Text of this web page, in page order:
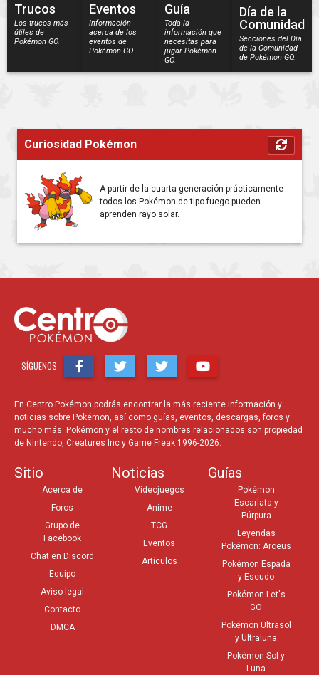
Trucos
Los trucos más
útiles de
Pokémon GO.
Eventos
Información
acerca de los
eventos de
Pokémon GO
Guía
Toda la
información que
necesitas para
jugar Pokémon
GO.
Día de la
Comunidad
Secciones del Día
de la Comunidad
de Pokémon GO.
Curiosidad Pokémon
A partir de la cuarta generación prácticamente
todos los Pokémon de tipo fuego pueden
aprenden rayo solar.
SÍGUENOS
En Centro Pokémon podrás encontrar la más reciente información y
noticias sobre Pokémon, así como guías, eventos, descargas, foros y
mucho más. Pokémon y el resto de nombres relacionados son propiedad
de Nintendo, Creatures Inc y Game Freak 1996-2026.
Sitio
Acerca de
Foros
Grupo de
Facebook
Chat en Discord
Equipo
Aviso legal
Contacto
DMCA
Noticias
Videojuegos
Anime
TCG
Eventos
Artículos
Guías
Pokémon
Escarlata y
Púrpura
Leyendas
Pokémon: Arceus
Pokémon Espada
y Escudo
Pokémon Let's
GO
Pokémon Ultrasol
y Ultraluna
Pokémon Sol y
Luna